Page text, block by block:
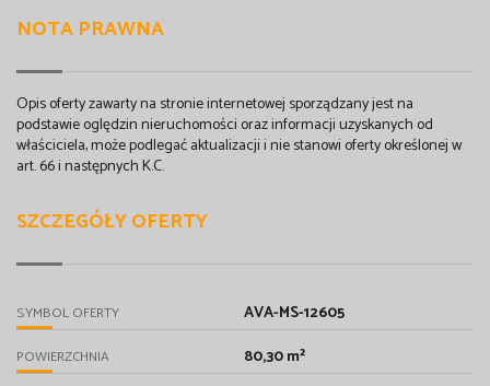
NOTA PRAWNA
Opis oferty zawarty na stronie internetowej sporządzany jest na
podstawie oględzin nieruchomości oraz informacji uzyskanych od
właściciela, może podlegać aktualizacji i nie stanowi oferty określonej w
art. 66 i następnych K.C.
SZCZEGÓŁY OFERTY
SYMBOL OFERTY AVA-MS-12605
POWIERZCHNIA 80,30 m²